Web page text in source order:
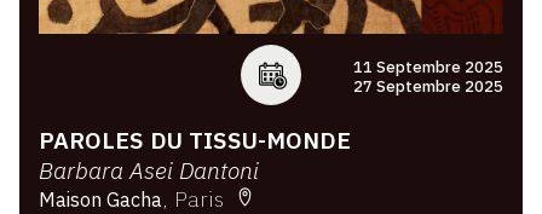
11 Septembre 2025
27 Septembre 2025
PAROLES DU TISSU-MONDE
Barbara Asei Dantoni
Maison Gacha Paris